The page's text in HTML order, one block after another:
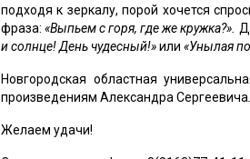
подходя к зеркалу, порой хочется
фраза:«Выпьем с горя, где же кружка?».
и солнце! День чудесный!»или «Унылая
Новгородская областная
произведениям Александра Сергеевича
Желаем удачи!